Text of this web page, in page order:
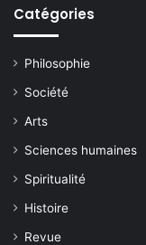
Catégories
Philosophie
Société
Arts
Sciences humaines
Spiritualité
Histoire
Revue